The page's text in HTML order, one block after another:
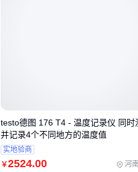
温差变化大的地
此外，设备的维修
频繁更换关键部件
￥2524.00 河
testo德图 176 T4 - 温度记录仪 同时
并记录4个不同地方的温度值
实地验商